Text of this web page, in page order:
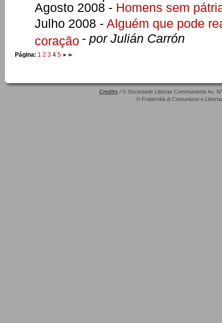
Agosto 2008 - Homens sem
Julho 2008 - Alguém que pode
coração - por Julián Carrón
Página: 1 2 3 4 5
Credits / © Sociedade Litterae Communionis Av.
© Fraternità di Comunione e